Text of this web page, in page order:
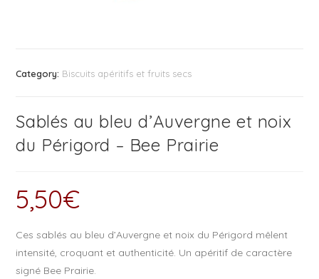
Category: Biscuits apéritifs et fruits secs
Sablés au bleu d’Auvergne et noix
du Périgord – Bee Prairie
5,50€
Ces sablés au bleu d’Auvergne et noix du Périgord mêlent
intensité, croquant et authenticité. Un apéritif de caractère
signé Bee Prairie.